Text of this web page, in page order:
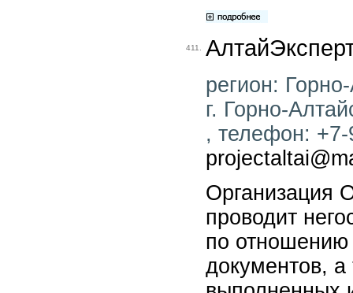
411.
регион:
г. Горно-
, телефон:
Организация
проводит
по отношению
документов, а